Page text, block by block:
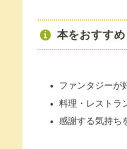
本をおすす
ファンタジーが
料理・レストラ
感謝する気持ち